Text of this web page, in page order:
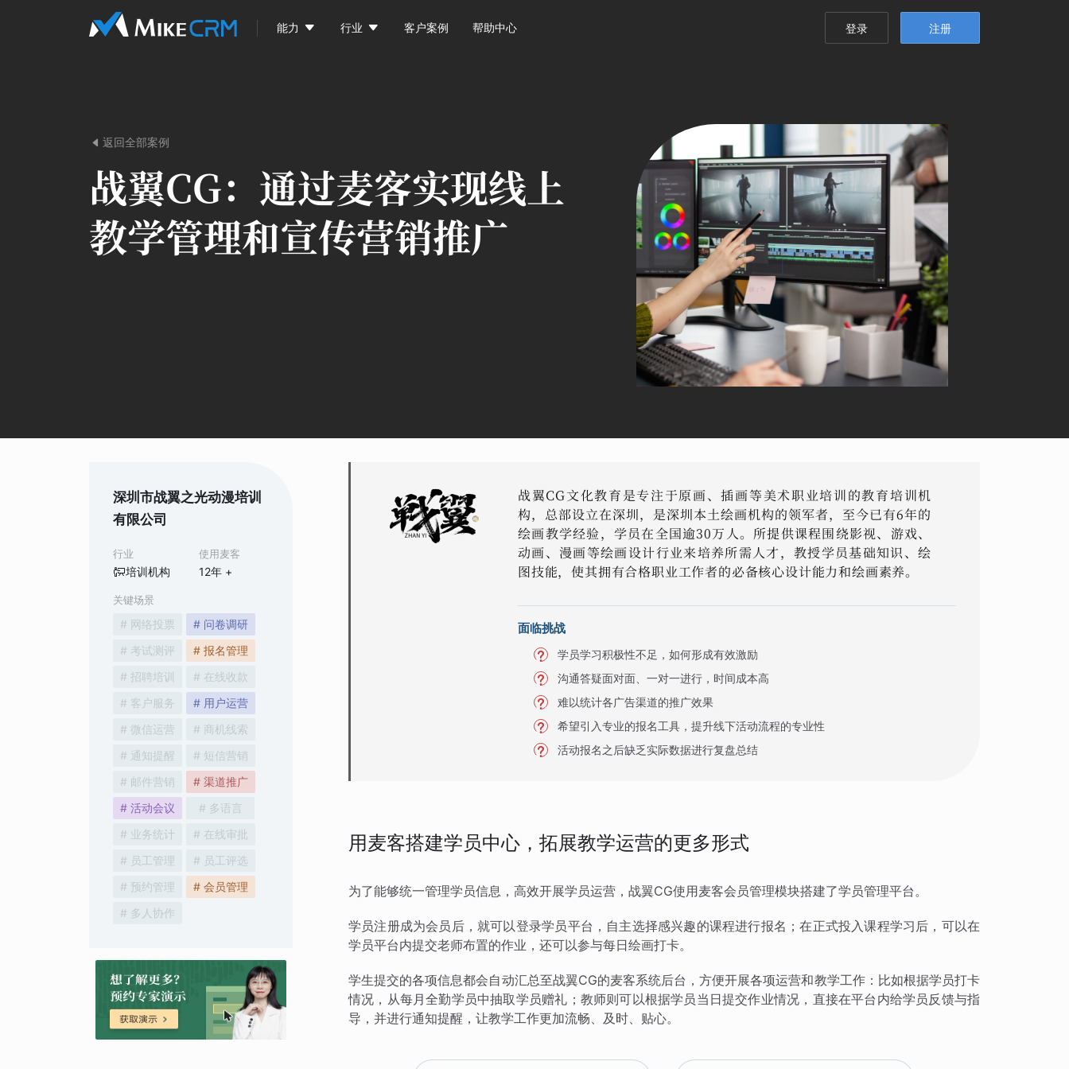
能力  行业  客户案例 帮助中心 登录 注册
 返回全部案例
战翼CG： 通过麦客实现线上
教学管理和宣传营销推广
深圳市战翼之光动漫培训
有限公司
行业
培训机构
使用麦客
12年 +
关键场景
# 网络投票
# 问卷调研
# 考试测评
# 报名管理
# 招聘培训
# 在线收款
# 客户服务
# 用户运营
# 微信运营
# 商机线索
# 通知提醒
# 短信营销
# 邮件营销
# 渠道推广
# 活动会议
# 多语言
# 业务统计
# 在线审批
# 员工管理
# 员工评选
# 预约管理
# 会员管理
# 多人协作
战翼CG文化教育是专注于原画、插画等美术职业培训的教育培训机
构，总部设立在深圳，是深圳本土绘画机构的领军者，至今已有6年的
绘画教学经验，学员在全国逾30万人。所提供课程围绕影视、游戏、
动画、漫画等绘画设计行业来培养所需人才，教授学员基础知识、绘
图技能，使其拥有合格职业工作者的必备核心设计能力和绘画素养。
面临挑战
学员学习积极性不足，如何形成有效激励
沟通答疑面对面、一对一进行，时间成本高
难以统计各广告渠道的推广效果
希望引入专业的报名工具，提升线下活动流程的专业性
活动报名之后缺乏实际数据进行复盘总结
用麦客搭建学员中心，拓展教学运营的更多形式
为了能够统一管理学员信息，高效开展学员运营，战翼CG使用麦客会员管理模块搭建了学员管理平台。
学员注册成为会员后，就可以登录学员平台，自主选择感兴趣的课程进行报名；在正式投入课程学习后，可以在
学员平台内提交老师布置的作业，还可以参与每日绘画打卡。
学生提交的各项信息都会自动汇总至战翼CG的麦客系统后台，方便开展各项运营和教学工作：比如根据学员打卡
情况，从每月全勤学员中抽取学员赠礼；教师则可以根据学员当日提交作业情况，直接在平台内给学员反馈与指
导，并进行通知提醒，让教学工作更加流畅、及时、贴心。